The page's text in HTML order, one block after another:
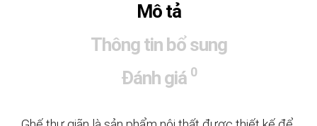
Mô tả
Thông tin bổ sung
Đánh giá 0